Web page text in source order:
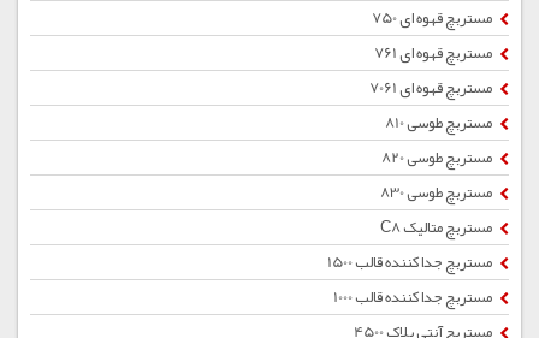
مستربچ قهوه ای 750
مستربچ قهوه ای 761
مستربچ قهوه ای 7061
مستربچ طوسی 810
مستربچ طوسی 820
مستربچ طوسی 830
مستربچ متالیک C8
مستربچ جداکننده قالب 1500
مستربچ جداکننده قالب 1000